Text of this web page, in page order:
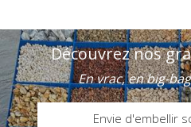
Découvrez nos
En vrac, en big-
Envie d'embellir